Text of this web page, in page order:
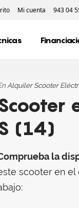
Mi cuenta 943 04
Alquiler Scooter
(14)
la
scooter en el